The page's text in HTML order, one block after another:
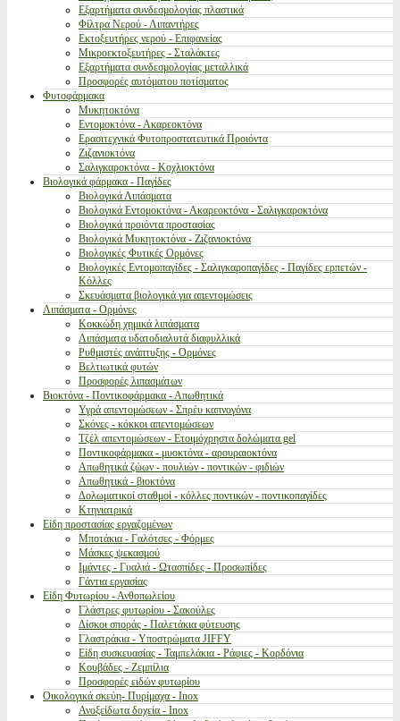
Εξαρτήματα συνδεσμολογίας πλαστικά
Φίλτρα Νερού - Λιπαντήρες
Εκτοξευτήρες νερού - Επιφανείας
Μικροεκτοξευτήρες - Σταλάκτες
Εξαρτήματα συνδεσμολογίας μεταλλικά
Προσφορές αυτόματου ποτίσματος
Φυτοφάρμακα
Μυκητοκτόνα
Εντομοκτόνα - Ακαρεοκτόνα
Ερασιτεχνικά Φυτοπροστατευτικά Προιόντα
Ζιζανιοκτόνα
Σαλιγκαροκτόνα - Κοχλιοκτόνα
Βιολογικά φάρμακα - Παγίδες
Βιολογικά Λιπάσματα
Βιολογικά Εντομοκτόνα - Ακαρεοκτόνα - Σαλιγκαροκτόνα
Βιολογικά προιόντα προστασίας
Βιολογικά Μυκητοκτόνα - Ζιζανιοκτόνα
Βιολογικές Φυτικές Ορμόνες
Βιολογικές Εντομοπαγίδες - Σαλιγκαροπαγίδες - Παγίδες ερπετών -
Κόλλες
Σκευάσματα βιολογικά για απεντομώσεις
Λιπάσματα - Ορμόνες
Κοκκώδη χημικά λιπάσματα
Λιπάσματα υδατοδιαλυτά διαφυλλικά
Ρυθμιστές ανάπτυξης - Ορμόνες
Βελτιωτικά φυτών
Προσφορές λιπασμάτων
Βιοκτόνα - Ποντικοφάρμακα - Απωθητικά
Υγρά απεντομώσεων - Σπρέυ καπνογόνα
Σκόνες - κόκκοι απεντομώσεων
Τζέλ απεντομώσεων - Ετοιμόχρηστα δολώματα gel
Ποντικοφάρμακα - μυοκτόνα - αρουραιοκτόνα
Απωθητικά ζώων - πουλιών - ποντικών - φιδιών
Απωθητικά - βιοκτόνα
Δολωματικοί σταθμοί - κόλλες ποντικών - ποντικοπαγίδες
Κτηνιατρικά
Είδη προστασίας εργαζομένων
Μποτάκια - Γαλότσες - Φόρμες
Μάσκες ψεκασμού
Ιμάντες - Γυαλιά - Ωτασπίδες - Προσωπίδες
Γάντια εργασίας
Είδη Φυτωρίου - Ανθοπωλείου
Γλάστρες φυτωρίου - Σακούλες
Δίσκοι σποράς - Παλετάκια φύτευσης
Γλαστράκια - Υποστρώματα JIFFY
Είδη συσκευασίας - Ταμπελάκια - Ράφιες - Κορδόνια
Κουβάδες - Ζεμπίλια
Προσφορές ειδών φυτωρίου
Οικολογικά σκεύη- Πυρίμαχα - Inox
Ανοξείδωτα δοχεία - Inox